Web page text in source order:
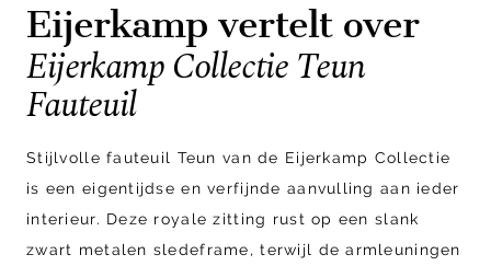
Eijerkamp vertelt over
Eijerkamp Collectie Teun
Fauteuil
Stijlvolle fauteuil Teun van de Eijerkamp Collectie
is een eigentijdse en verfijnde aanvulling aan ieder
interieur. Deze royale zitting rust op een slank
zwart metalen sledeframe, terwijl de armleuningen